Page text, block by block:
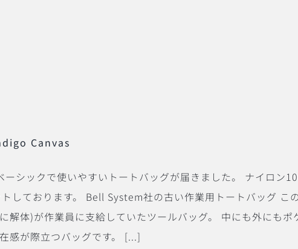
Canvas
シックで使いやすいトートバッグが届きました。 ナイロン
しております。 Bell System社の古い作業用トートバッグ こ
解体)が作業員に支給していたツールバッグ。 中にも外にも
感が際立つバッグです。 [...]